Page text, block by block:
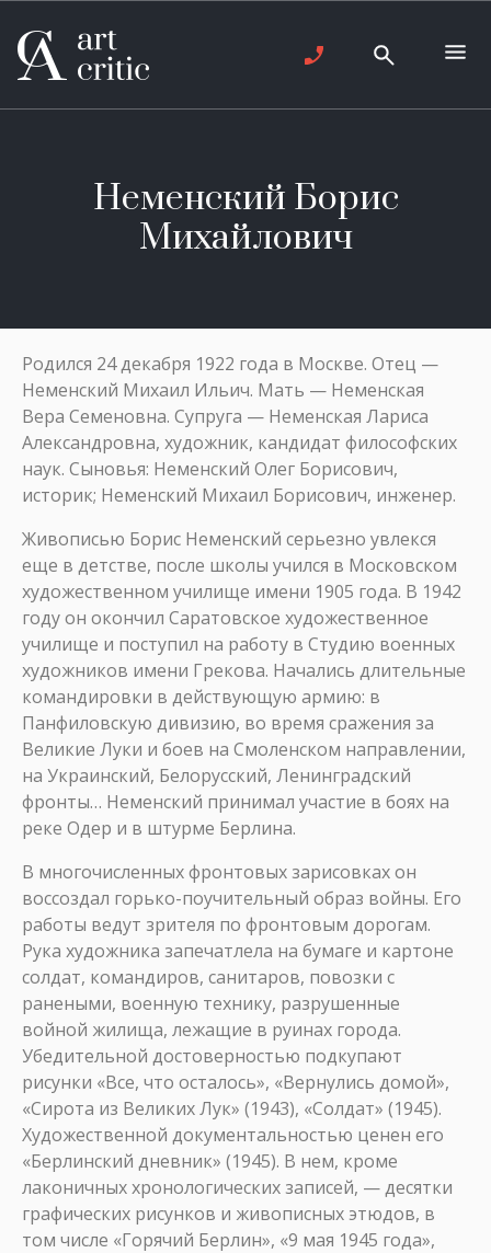
Неменский Борис
Михайлович
Родился 24 декабря 1922 года в Москве. Отец —
Неменский Михаил Ильич. Мать — Неменская
Вера Семеновна. Супруга — Неменская Лариса
Александровна, художник, кандидат философских
наук. Сыновья: Неменский Олег Борисович,
историк; Неменский Михаил Борисович, инженер.
Живописью Борис Неменский серьезно увлекся
еще в детстве, после школы учился в Московском
художественном училище имени 1905 года. В 1942
году он окончил Саратовское художественное
училище и поступил на работу в Студию военных
художников имени Грекова. Начались длительные
командировки в действующую армию: в
Панфиловскую дивизию, во время сражения за
Великие Луки и боев на Смоленском направлении,
на Украинский, Белорусский, Ленинградский
фронты… Неменский принимал участие в боях на
реке Одер и в штурме Берлина.
В многочисленных фронтовых зарисовках он
воссоздал горько-поучительный образ войны. Его
работы ведут зрителя по фронтовым дорогам.
Рука художника запечатлела на бумаге и картоне
солдат, командиров, санитаров, повозки с
ранеными, военную технику, разрушенные
войной жилища, лежащие в руинах города.
Убедительной достоверностью подкупают
рисунки «Все, что осталось», «Вернулись домой»,
«Сирота из Великих Лук» (1943), «Солдат» (1945).
Художественной документальностью ценен его
«Берлинский дневник» (1945). В нем, кроме
лаконичных хронологических записей, — десятки
графических рисунков и живописных этюдов, в
том числе «Горячий Берлин», «9 мая 1945 года»,